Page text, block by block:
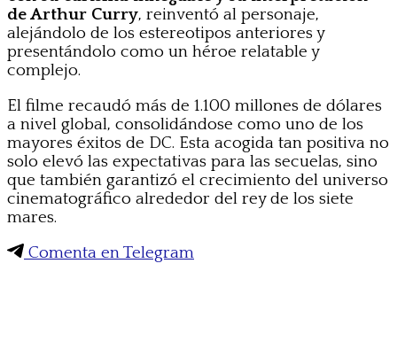
de Arthur Curry, reinventó al personaje,
alejándolo de los estereotipos anteriores y
presentándolo como un héroe relatable y
complejo.
El filme recaudó más de 1.100 millones de dólares
a nivel global, consolidándose como uno de los
mayores éxitos de DC. Esta acogida tan positiva no
solo elevó las expectativas para las secuelas, sino
que también garantizó el crecimiento del universo
cinematográfico alrededor del rey de los siete
mares.
Comenta en Telegram